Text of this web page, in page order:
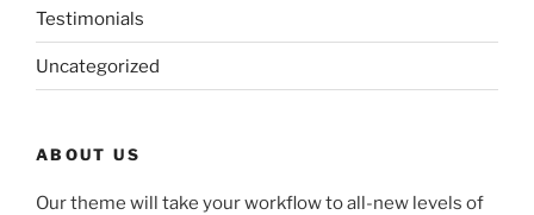
Testimonials
Uncategorized
ABOUT US
Our theme will take your workflow to all-new levels of